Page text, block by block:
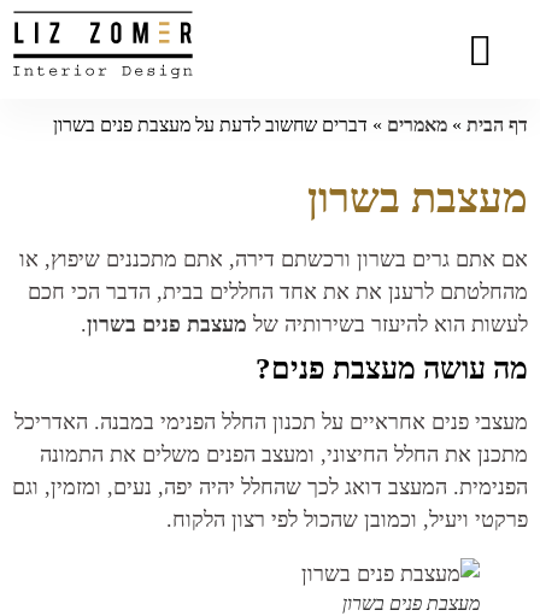
»מאמרים»דברים שחשוב לדעת על מעצבת פנים בשרון
בשרון
גרים בשרון ורכשתם דירה, אתם מתכננים שיפוץ, או
לרענן את את אחד החללים בבית, הדבר הכי חכם
הוא להיעזר בשירותיה שלמעצבת פנים בשרון.
עושה מעצבת פנים?
פנים אחראיים על תכנון החלל הפנימי במבנה. האדריכל
את החלל החיצוני, ומעצב הפנים משלים את התמונה
המעצב דואג לכך שהחלל יהיה יפה, נעים, ומזמין, וגם
ויעיל, וכמובן שהכול לפי רצון הלקוח.
מעצבת פנים בשרון